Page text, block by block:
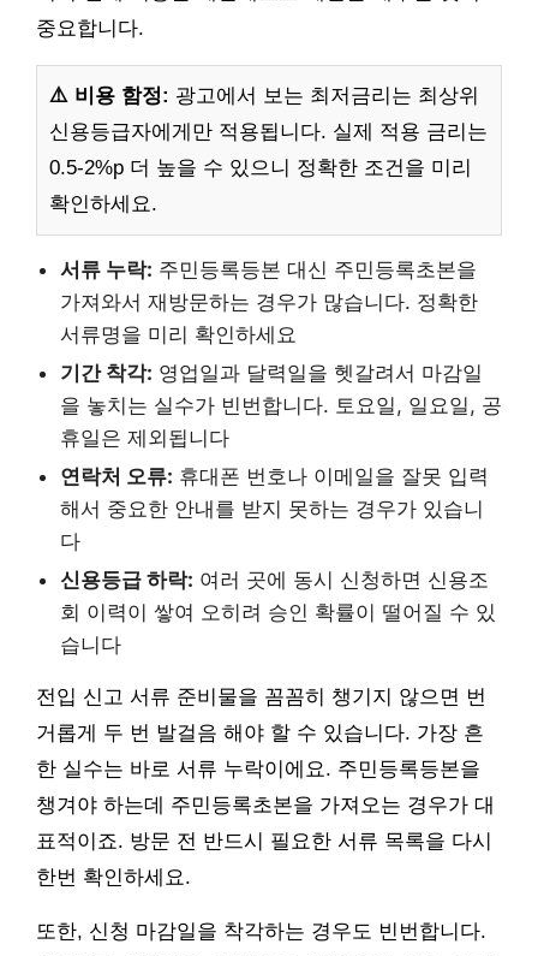
중요합니다.
⚠️ 비용 함정: 광고에서 보는 최저금리는 최상위
신용등급자에게만 적용됩니다. 실제 적용 금리는
0.5-2%p 더 높을 수 있으니 정확한 조건을 미리
확인하세요.
서류 누락: 주민등록등본 대신 주민등록초본을
가져와서 재방문하는 경우가 많습니다. 정확한
서류명을 미리 확인하세요
기간 착각: 영업일과 달력일을 헷갈려서 마감일
을 놓치는 실수가 빈번합니다. 토요일, 일요일, 공
휴일은 제외됩니다
연락처 오류: 휴대폰 번호나 이메일을 잘못 입력
해서 중요한 안내를 받지 못하는 경우가 있습니
다
신용등급 하락: 여러 곳에 동시 신청하면 신용조
회 이력이 쌓여 오히려 승인 확률이 떨어질 수 있
습니다
전입 신고 서류 준비물을 꼼꼼히 챙기지 않으면 번
거롭게 두 번 발걸음 해야 할 수 있습니다. 가장 흔
한 실수는 바로 서류 누락이에요. 주민등록등본을
챙겨야 하는데 주민등록초본을 가져오는 경우가 대
표적이죠. 방문 전 반드시 필요한 서류 목록을 다시
한번 확인하세요.
또한, 신청 마감일을 착각하는 경우도 빈번합니다.